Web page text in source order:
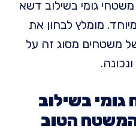
גומי בשילוב דשא
מומלץ לבחון את
משטחים מסוג זה על
בשילוב
הטוב